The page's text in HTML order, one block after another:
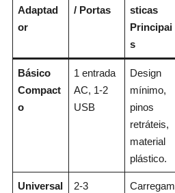
Adaptad
or
/ Portas
sticas
Principai
s
Básico
Compact
o
1 entrada
AC, 1-2
USB
Design
mínimo,
pinos
retráteis,
material
plástico.
Universal
2-3
Carregam